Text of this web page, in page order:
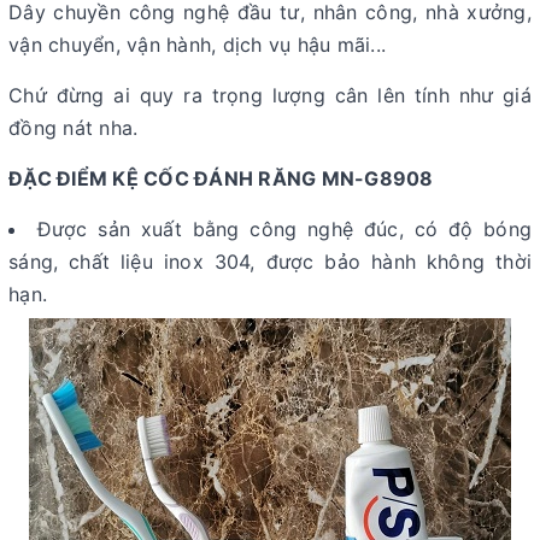
Dây chuyền công nghệ đầu tư, nhân công, nhà xưởng,
vận chuyển, vận hành, dịch vụ hậu mãi...
Chứ đừng ai quy ra trọng lượng cân lên tính như giá
đồng nát nha.
ĐẶC ĐIỂM KỆ CỐC ĐÁNH RĂNG MN-G8908
Được sản xuất bằng công nghệ đúc, có độ bóng
sáng, chất liệu inox 304, được bảo hành không thời
hạn.